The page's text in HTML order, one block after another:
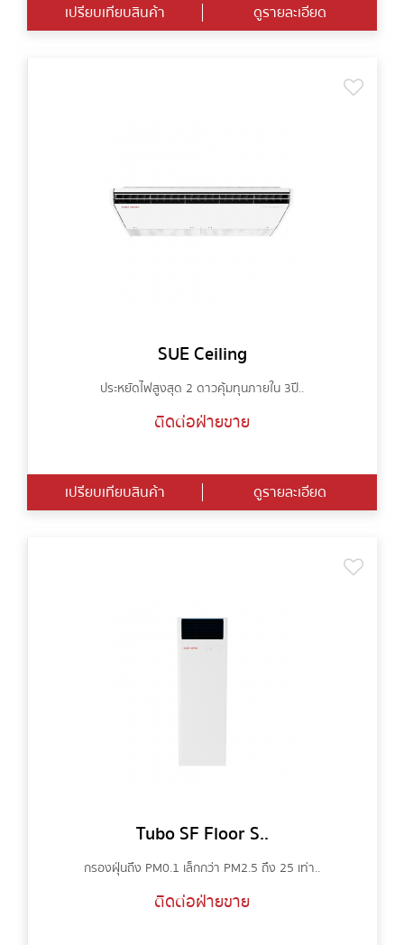
เปรียบเทียบสินค้า ดูรายละเอียด
SUE Ceiling
ประหยัดไฟสูงสุด 2 ดาว คุ้มทุนภายใน 3ปี ..
ติดต่อฝ่ายขาย
เปรียบเทียบสินค้า ดูรายละเอียด
Tubo SF Floor S..
กรองฝุ่นถึง PM0.1 เล็กกว่า PM2.5 ถึง 25 เท่า..
ติดต่อฝ่ายขาย